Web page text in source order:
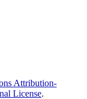
Attribution-
License.